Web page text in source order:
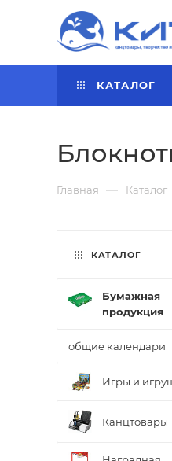
КАТАЛОГ
Главная — Каталог
КАТАЛОГ
Бумажная
продукция
общие календари
Игры и
Канцтовары